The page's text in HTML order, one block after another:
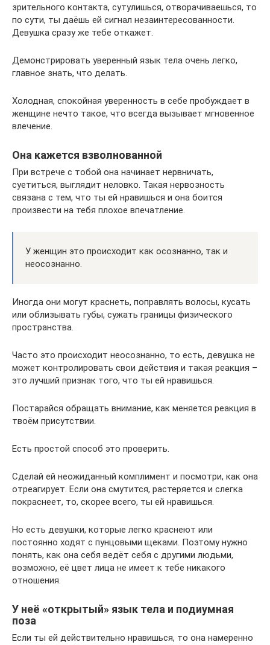
зрительного контакта, сутулишься, отворачиваешься, то
по сути, ты даёшь ей сигнал незаинтересованности.
Девушка сразу же тебе откажет.
Демонстрировать уверенный язык тела очень легко,
главное знать, что делать.
Холодная, спокойная уверенность в себе пробуждает в
женщине нечто такое, что всегда вызывает мгновенное
влечение.
Она кажется взволнованной
При встрече с тобой она начинает нервничать,
суетиться, выглядит неловко. Такая нервозность
связана с тем, что ты ей нравишься и она боится
произвести на тебя плохое впечатление.
У женщин это происходит как осознанно, так и
неосознанно.
Иногда они могут краснеть, поправлять волосы, кусать
или облизывать губы, сужать границы физического
пространства.
Часто это происходит неосознанно, то есть, девушка не
может контролировать свои действия и такая реакция –
это лучший признак того, что ты ей нравишься.
Постарайся обращать внимание, как меняется реакция в
твоём присутствии.
Есть простой способ это проверить.
Сделай ей неожиданный комплимент и посмотри, как она
отреагирует. Если она смутится, растеряется и слегка
покраснеет, то, скорее всего, ты ей нравишься.
Но есть девушки, которые легко краснеют или
постоянно ходят с пунцовыми щеками. Поэтому нужно
понять, как она себя ведёт себя с другими людьми,
возможно, её цвет лица не имеет к тебе никакого
отношения.
У неё «открытый» язык тела и подиумная
поза
Если ты ей действительно нравишься, то она намеренно